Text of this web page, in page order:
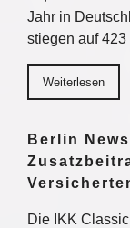
Jahr in
stiegen auf
Weiterlesen
Berlin
Die IKK